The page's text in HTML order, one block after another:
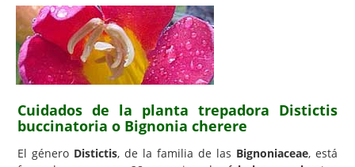
Consejos
Hemisferio Norte
Hemisferio Sur
Enfermedades
Animales
Hongos
Cuidados de la planta trepadora Distictis
buccinatoria o Bignonia cherere
El género Distictis, de la familia de las Bignoniaceae, está